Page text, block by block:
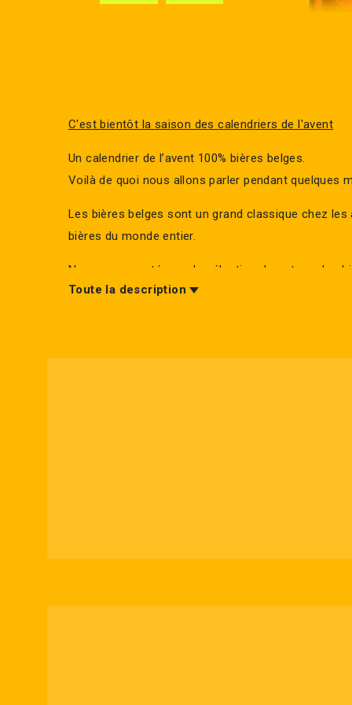
C'est bientôt la saison des calendriers de l'avent
Un calendrier de l’avent 100% bières belges.
Voilà de quoi nous allons parler pendant quelques
Les bières belges sont un grand classique chez les
bières du monde entier.
Nous avons opté pour la sélection de notre
belges 2024 pour 24 bières différentes qui
Toute la description